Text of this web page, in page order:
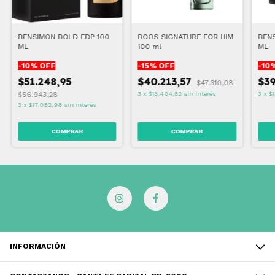
BENSIMON BOLD EDP 100
ML
-10% OFF
$51.248,95
$56.943,28
3 x $17.082,98 sin interés
BOOS SIGNATURE FOR HIM
100 ml
-15% OFF
$40.213,57 $47.310,08
3 x $13.404,52 sin interés
ML
-10
3 x
INFORMACIÓN